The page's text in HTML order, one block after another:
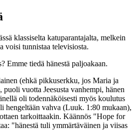
klassiselta katuparantajalta, melkein
tunnistaa televisiosta.
Emme tiedä hänestä paljoakaan.
(ehkä pikkuserkku, jos Maria ja
vuotta Jeesusta vanhempi, hänen
oli todennäköisesti myös koulutus
hengeltään vahva (Luuk. 1:80 mukaan),
tarkoittaakin. Käännös "Hope for
"hänestä tuli ymmärtäväinen ja viisas